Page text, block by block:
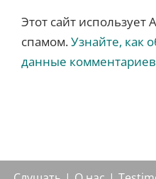
Этот сайт использует
спамом.Узнайте, как
данные комментариев